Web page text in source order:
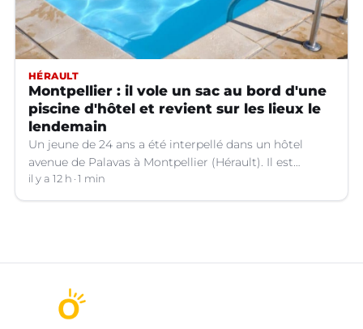
HÉRAULT
Montpellier : il vole un sac au bord d'une
piscine d'hôtel et revient sur les lieux le
lendemain
Un jeune de 24 ans a été interpellé dans un hôtel
avenue de Palavas à Montpellier (Hérault). Il est
suspecté d'avoir volé le sac d'une cliente.
il y a 12 h 1 min